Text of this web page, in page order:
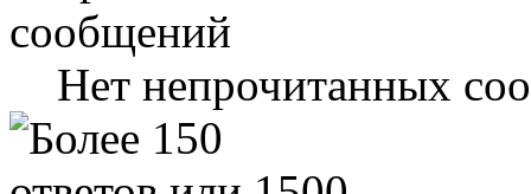
Нет непрочитанных